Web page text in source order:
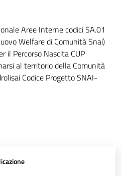
Aree Interne codici SA.01
Welfare di Comunità Snai)
il Percorso Nascita CUP
al territorio della Comunità
Codice Progetto SNAI-